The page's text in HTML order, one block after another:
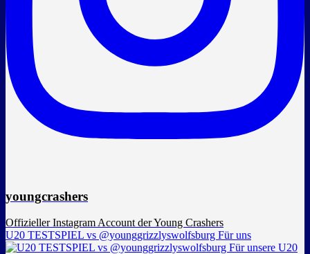
youngcrashers
Offizieller Instagram Account der Young Crashers
U20 TESTSPIEL vs @younggrizzlyswolfsburg Für uns